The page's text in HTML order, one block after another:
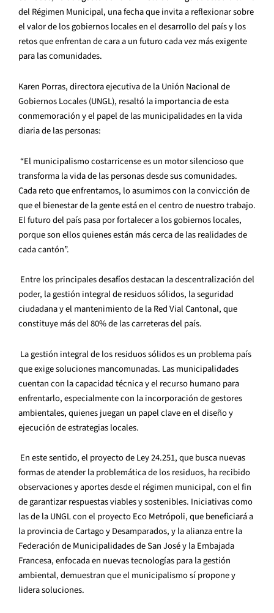
del Régimen Municipal, una fecha que invita a reflexionar sobre
el valor de los gobiernos locales en el desarrollo del país y los
retos que enfrentan de cara a un futuro cada vez más exigente
para las comunidades.
Karen Porras, directora ejecutiva de la Unión Nacional de
Gobiernos Locales (UNGL), resaltó la importancia de esta
conmemoración y el papel de las municipalidades en la vida
diaria de las personas:
“El municipalismo costarricense es un motor silencioso que
transforma la vida de las personas desde sus comunidades.
Cada reto que enfrentamos, lo asumimos con la convicción de
que el bienestar de la gente está en el centro de nuestro trabajo.
El futuro del país pasa por fortalecer a los gobiernos locales,
porque son ellos quienes están más cerca de las realidades de
cada cantón”.
Entre los principales desafíos destacan la descentralización del
poder, la gestión integral de residuos sólidos, la seguridad
ciudadana y el mantenimiento de la Red Vial Cantonal, que
constituye más del 80% de las carreteras del país.
La gestión integral de los residuos sólidos es un problema país
que exige soluciones mancomunadas. Las municipalidades
cuentan con la capacidad técnica y el recurso humano para
enfrentarlo, especialmente con la incorporación de gestores
ambientales, quienes juegan un papel clave en el diseño y
ejecución de estrategias locales.
En este sentido, el proyecto de Ley 24.251, que busca nuevas
formas de atender la problemática de los residuos, ha recibido
observaciones y aportes desde el régimen municipal, con el fin
de garantizar respuestas viables y sostenibles. Iniciativas como
las de la UNGL con el proyecto Eco Metrópoli, que beneficiará a
la provincia de Cartago y Desamparados, y la alianza entre la
Federación de Municipalidades de San José y la Embajada
Francesa, enfocada en nuevas tecnologías para la gestión
ambiental, demuestran que el municipalismo sí propone y
lidera soluciones.